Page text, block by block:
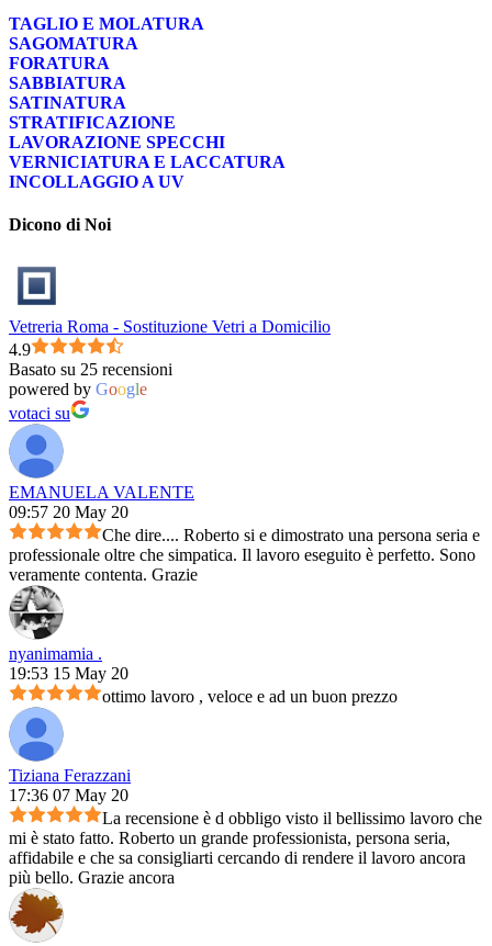
TAGLIO E MOLATURA
SAGOMATURA
FORATURA
SABBIATURA
SATINATURA
STRATIFICAZIONE
LAVORAZIONE SPECCHI
VERNICIATURA E LACCATURA
INCOLLAGGIO A UV
Dicono di Noi
Vetreria Roma - Sostituzione Vetri a Domicilio
4.9
Basato su 25 recensioni
powered by Google
votaci su
EMANUELA VALENTE
09:57 20 May 20
Che dire.... Roberto si e dimostrato una persona seria e
professionale oltre che simpatica. Il lavoro eseguito è perfetto. Sono
veramente contenta. Grazie
nyanimamia .
19:53 15 May 20
ottimo lavoro , veloce e ad un buon prezzo
Tiziana Ferazzani
17:36 07 May 20
La recensione è d obbligo visto il bellissimo lavoro che
mi è stato fatto. Roberto un grande professionista, persona seria,
affidabile e che sa consigliarti cercando di rendere il lavoro ancora
più bello. Grazie ancora